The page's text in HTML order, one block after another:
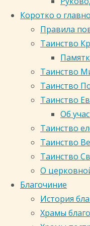
Коротко о
Правила
Таинство
Таинство
Таинство
Таинство
Об
Таинство
Таинство
Таинство
О
Благочиние
История
Храмы